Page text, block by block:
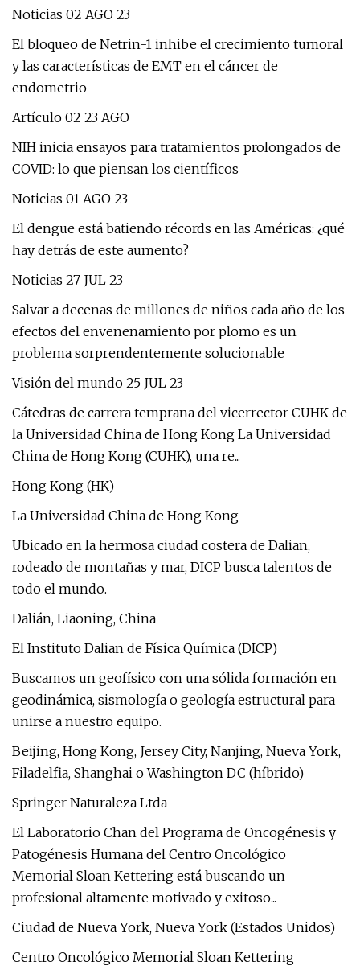
Noticias 02 AGO 23
El bloqueo de Netrin-1 inhibe el crecimiento tumoral
y las características de EMT en el cáncer de
endometrio
Artículo 02 23 AGO
NIH inicia ensayos para tratamientos prolongados de
COVID: lo que piensan los científicos
Noticias 01 AGO 23
El dengue está batiendo récords en las Américas: ¿qué
hay detrás de este aumento?
Noticias 27 JUL 23
Salvar a decenas de millones de niños cada año de los
efectos del envenenamiento por plomo es un
problema sorprendentemente solucionable
Visión del mundo 25 JUL 23
Cátedras de carrera temprana del vicerrector CUHK de
la Universidad China de Hong Kong La Universidad
China de Hong Kong (CUHK), una re...
Hong Kong (HK)
La Universidad China de Hong Kong
Ubicado en la hermosa ciudad costera de Dalian,
rodeado de montañas y mar, DICP busca talentos de
todo el mundo.
Dalián, Liaoning, China
El Instituto Dalian de Física Química (DICP)
Buscamos un geofísico con una sólida formación en
geodinámica, sismología o geología estructural para
unirse a nuestro equipo.
Beijing, Hong Kong, Jersey City, Nanjing, Nueva York,
Filadelfia, Shanghai o Washington DC (híbrido)
Springer Naturaleza Ltda
El Laboratorio Chan del Programa de Oncogénesis y
Patogénesis Humana del Centro Oncológico
Memorial Sloan Kettering está buscando un
profesional altamente motivado y exitoso...
Ciudad de Nueva York, Nueva York (Estados Unidos)
Centro Oncológico Memorial Sloan Kettering